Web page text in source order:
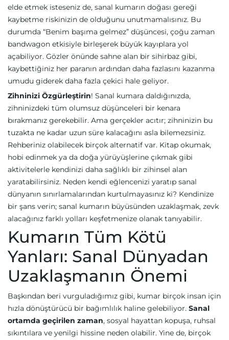
elde etmek isteseniz de, sanal kumarın doğası gereği
kaybetme riskinizin de olduğunu unutmamalısınız. Bu
durumda “Benim başıma gelmez” düşüncesi, çoğu zaman
bandwagon etkisiyle birleşerek büyük kayıplara yol
açabiliyor. Gözler önünde sahne alan bir sihirbaz gibi,
kaybettiğiniz her paranın ardından daha fazlasını kazanma
umudu giderek daha fazla çekici hale geliyor.
Zihninizi Özgürleştirin! Sanal kumara daldığınızda,
zihninizdeki tüm olumsuz düşünceleri bir kenara
bırakmanız gerekebilir. Ama gerçekler acıtır; zihninizin bu
tuzakta ne kadar uzun süre kalacağını asla bilemezsiniz.
Rehberiniz olabilecek birçok alternatif var. Kitap okumak,
hobi edinmek ya da doğa yürüyüşlerine çıkmak gibi
aktivitelerle kendinizi daha sağlıklı bir zihinsel alan
yaratabilirsiniz. Neden kendi eğlencenizi yaratıp sanal
dünyanın sınırlamalarından kurtulmayasınız ki? Kendinize
bir şans verin; sanal kumarın büyüsünden uzaklaşmak, zevk
alacağınız farklı yolları keşfetmenize olanak tanıyabilir.
Kumarın Tüm Kötü
Yanları: Sanal Dünyadan
Uzaklaşmanın Önemi
Başkından beri vurguladığımız gibi, kumar birçok insan için
hızla dönüştürücü bir bağımlılık haline gelebiliyor. Sanal
ortamda geçirilen zaman, sosyal hayattan kopuşa, ruhsal
sıkıntılara ve yenilgi hissine neden olabilir. Yine de, birçok